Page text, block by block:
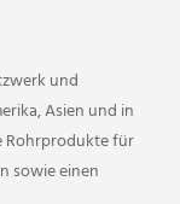
und
Asien und in
Rohrprodukte für
sowie einen